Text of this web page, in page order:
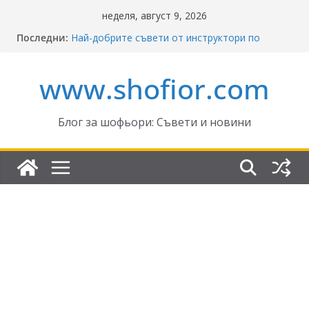
неделя, август 9, 2026
Последни: Най-добрите съвети от инструктори по
пътищата на България – в сила от 2026
ВНИМАНИЕ: Франция криминализира
Отнемане на контролни точки – по колко и
Промени в Закона за пътищата 2025–2026:
Какво трябва да знаят шофьорите?
www.shofior.com
Блог за шофьори: Съвети и новини